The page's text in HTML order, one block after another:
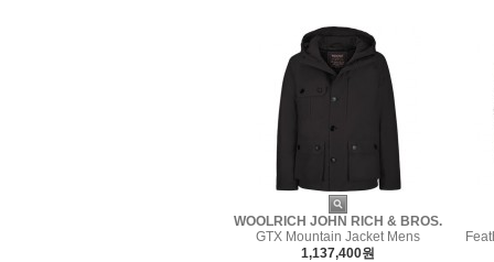
WOOLRICH JOHN RICH & BROS.
GTX Mountain Jacket Mens
1,137,400원